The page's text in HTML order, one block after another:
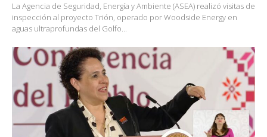
La Agencia de Seguridad, Energía y Ambiente (ASEA) realizó visitas de
inspección al proyecto Trión, operado por Woodside Energy en
aguas ultraprofundas del Golfo...